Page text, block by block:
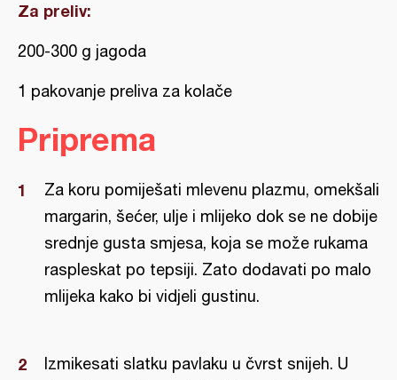
Za preliv:
200-300 g jagoda
1 pakovanje preliva za kolače
Priprema
Za koru pomiješati mlevenu plazmu, omekšali
margarin, šećer, ulje i mlijeko dok se ne dobije
srednje gusta smjesa, koja se može rukama
raspleskat po tepsiji. Zato dodavati po malo
mlijeka kako bi vidjeli gustinu.
Izmikesati slatku pavlaku u čvrst snijeh. U